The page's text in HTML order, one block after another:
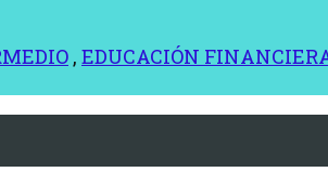
, EDUCACIÓN